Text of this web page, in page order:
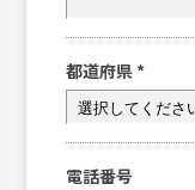
都道府県 *
電話番号